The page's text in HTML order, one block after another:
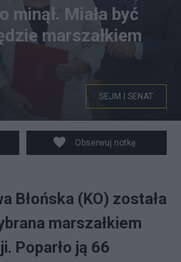
Małgorzata Kidawa-Błońska
minął. Miała być
marszałkiem
SEJM I SENAT
Obserwuj notkę
Błońska (KO) została
marszałkiem
Poparło ją 66